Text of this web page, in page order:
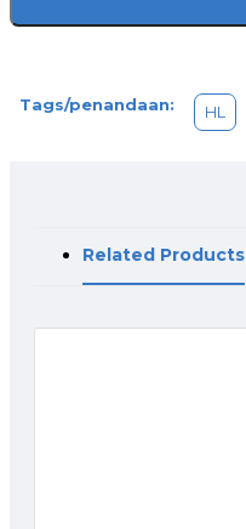
Tags/penandaan: HL
Related Products